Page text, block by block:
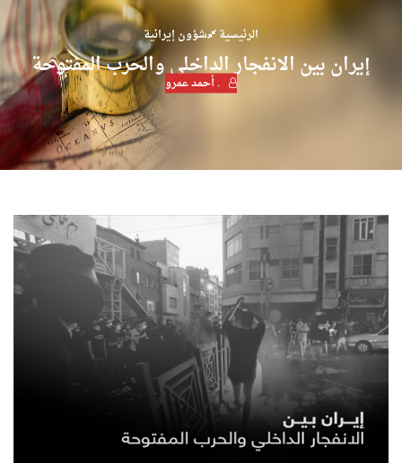
الرئيسية شؤون إيرانية
إيران بين الانفجار الداخلي والحرب المفتوحة
. أحمد عمرو